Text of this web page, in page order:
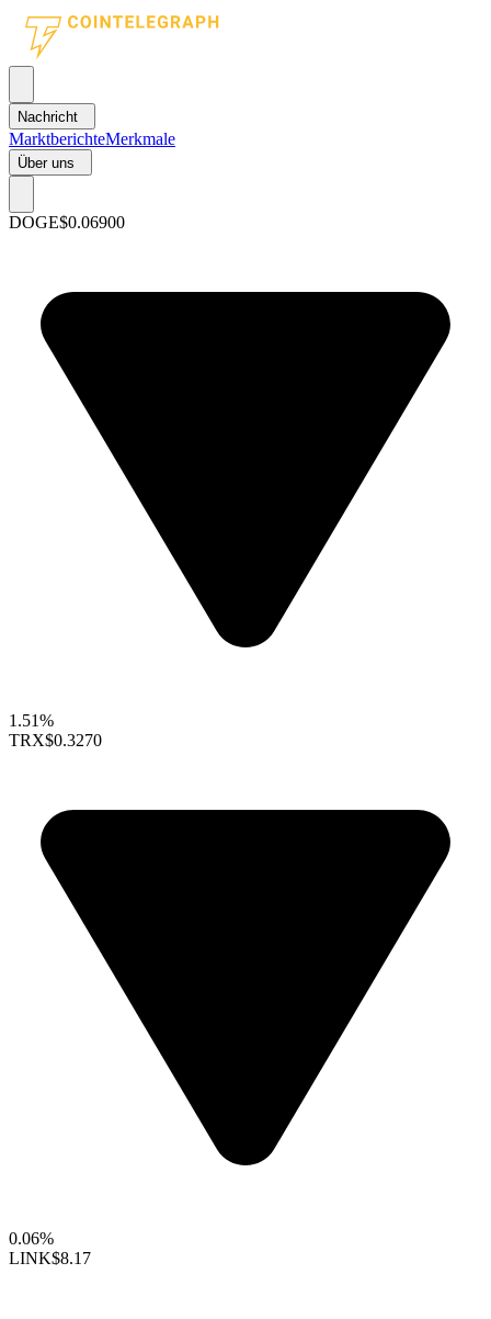
Nachricht
MarktberichteMerkmale
Über uns
DOGE$0.06900
1.51%
TRX$0.3270
0.06%
LINK$8.17